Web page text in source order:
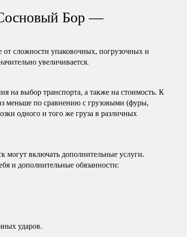
Сосновый Бор —
от сложности упаковочных, погрузочных и
увеличивается.
на выбор транспорта, а также на стоимость. К
меньше по сравнению с грузовыми (фуры,
одного и того же груза в различных
могут включать дополнительные услуги.
и дополнительные обязанности:
ударов.